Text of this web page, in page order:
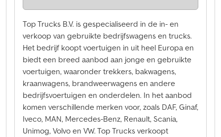
Top Trucks B.V. is gespecialiseerd in de in- en
verkoop van gebruikte bedrijfswagens en trucks.
Het bedrijf koopt voertuigen in uit heel Europa en
biedt een breed aanbod aan jonge en gebruikte
voertuigen, waaronder trekkers, bakwagens,
kraanwagens, brandweerwagens en andere
bedrijfsvoertuigen en onderdelen. In het aanbod
komen verschillende merken voor, zoals DAF, Ginaf,
Iveco, MAN, Mercedes-Benz, Renault, Scania,
Unimog, Volvo en VW. Top Trucks verkoopt